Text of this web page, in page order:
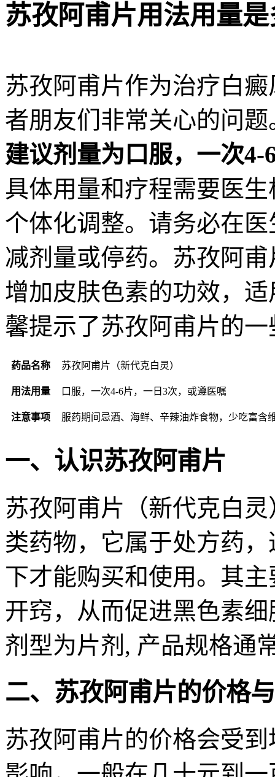
苏孜阿甫片用法用量
苏孜阿甫片作为治疗白
者朋友们非常关心的问
建议剂量为口服，一次
具体用量和疗程需要医
个体化调整。请务必在
减剂量或停药。苏孜阿
增加皮肤色素的功效，
馨提示了苏孜阿甫片的
药品名称 苏孜阿甫片（新代克白灵）
用法用量 口服，一次4-6片，一日3次，或遵医嘱
注意事项 服药期间忌酒、海鲜、辛辣油炸食物，少吃富含
一、认识苏孜阿甫片
苏孜阿甫片（新代克白
类药物，它属于处方药
下才能购买和使用。其
开窍，从而促进黑色素
剂型为片剂, 产品规格通
二、苏孜阿甫片的价格
苏孜阿甫片的价格会受